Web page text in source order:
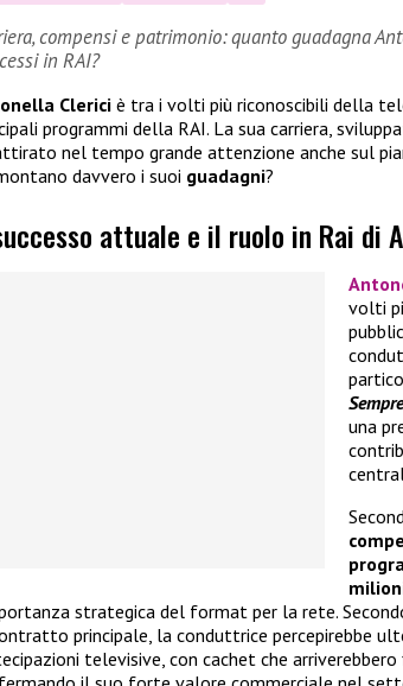
compensi e patrimonio: quanto guadagna
in RAI?
Clericiè tra i volti più riconoscibili della
programmi della RAI. La sua carriera,
nel tempo grande attenzione anche sul
davvero i suoi guadagni?
attuale e il ruolo in Rai di
volti
una
strategica del format per la rete.
principale, la conduttrice percepirebbe
televisive, con cachet che